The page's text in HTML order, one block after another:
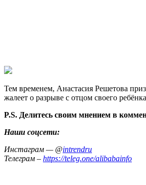
Тем временем, Анастасия Решетова
жалеет о разрыве с отцом своего
P.S. Делитесь своим мнением в
Наши соцсети:
Инстаграм — @intrendru
Телеграм – https://teleg.one/alibabainfo